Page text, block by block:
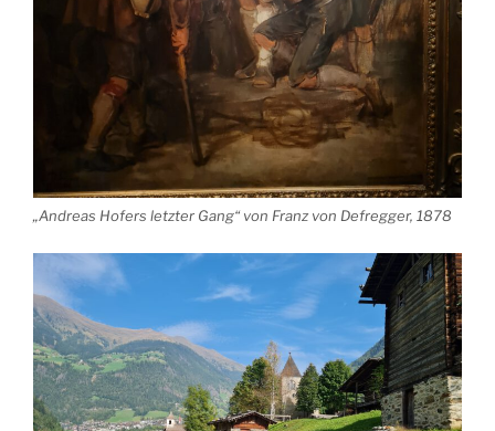
„Andreas Hofers letzter Gang“ von Franz von Defregger, 1878